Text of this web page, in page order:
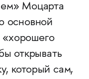
Моцарта
основной
открывать
который сам,